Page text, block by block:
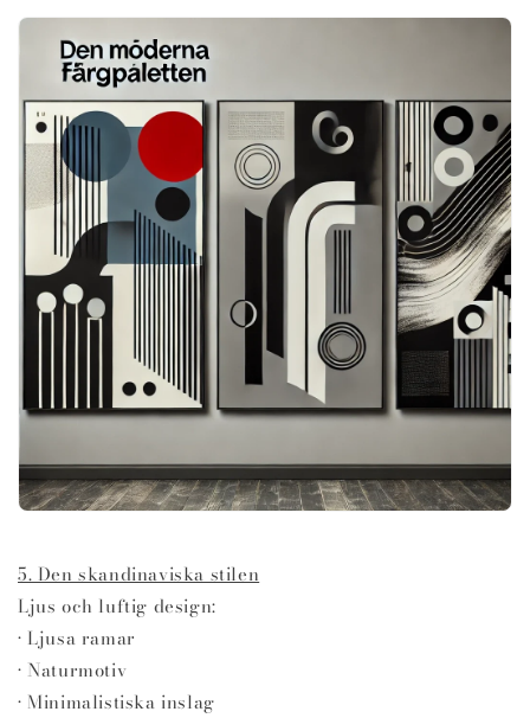
5. Den skandinaviska stilen
Ljus och luftig design:
• Ljusa ramar
• Naturmotiv
• Minimalistiska inslag